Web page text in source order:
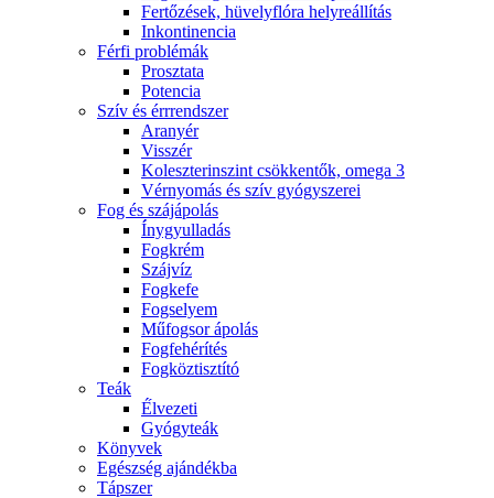
Fertőzések, hüvelyflóra helyreállítás
Inkontinencia
Férfi problémák
Prosztata
Potencia
Szív és érrrendszer
Aranyér
Visszér
Koleszterinszint csökkentők, omega 3
Vérnyomás és szív gyógyszerei
Fog és szájápolás
Í́nygyulladás
Fogkrém
Szájvíz
Fogkefe
Fogselyem
Műfogsor ápolás
Fogfehérítés
Fogköztisztító
Teák
É́lvezeti
Gyógyteák
Könyvek
Egészség ajándékba
Tápszer